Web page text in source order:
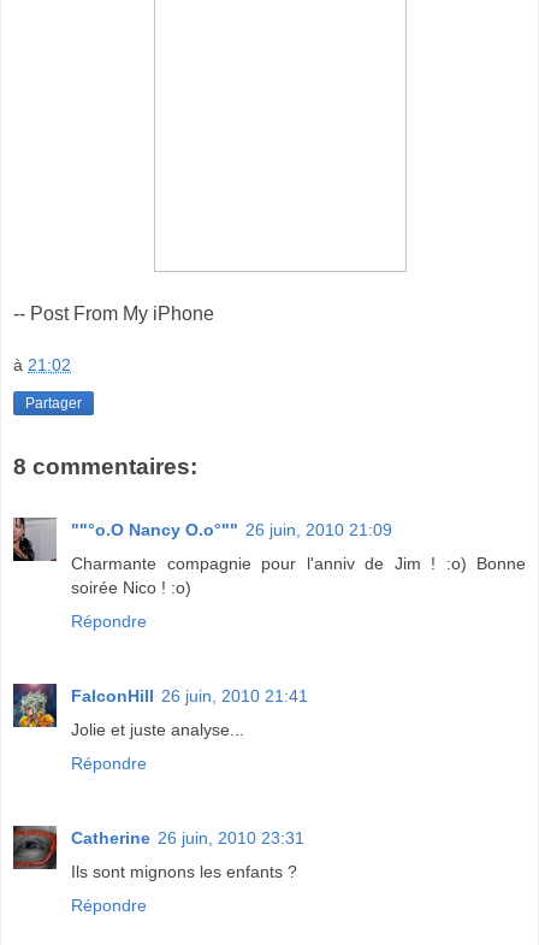
-- Post From My iPhone
à 21:02
Partager
8 commentaires:
""°o.O Nancy O.o°"" 26 juin, 2010 21:09
Charmante compagnie pour l'anniv de Jim ! :o) Bonne
soirée Nico ! :o)
Répondre
FalconHill 26 juin, 2010 21:41
Jolie et juste analyse...
Répondre
Catherine 26 juin, 2010 23:31
Ils sont mignons les enfants ?
Répondre